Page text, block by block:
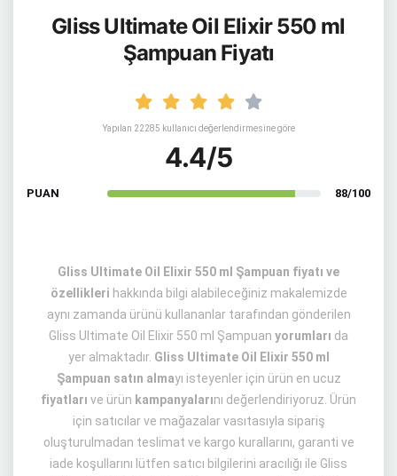
Gliss Ultimate Oil Elixir 550 ml
Şampuan Fiyatı
Yapılan 22285 kullanıcı değerlendirmesine göre
4.4/5
PUAN 88/100
Gliss Ultimate Oil Elixir 550 ml Şampuan fiyatı ve
özellikleri hakkında bilgi alabileceğiniz makalemizde
aynı zamanda ürünü kullananlar tarafından gönderilen
Gliss Ultimate Oil Elixir 550 ml Şampuan yorumları da
yer almaktadır. Gliss Ultimate Oil Elixir 550 ml
Şampuan satın almayı isteyenler için ürün en ucuz
fiyatları ve ürün kampanyalarını değerlendiriyoruz. Ürün
için satıcılar ve mağazalar vasıtasıyla sipariş
oluşturulmadan teslimat ve kargo kurallarını, garanti ve
iade koşullarını lütfen satıcı bilgilerini aracılığı ile Gliss